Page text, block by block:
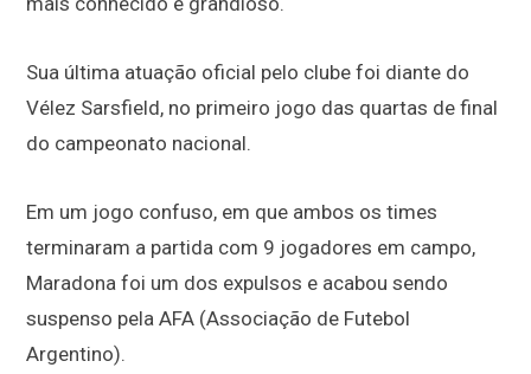
Sua última atuação oficial pelo clube foi diante do
Vélez Sarsfield, no primeiro jogo das quartas de final
do campeonato nacional.
Em um jogo confuso, em que ambos os times
terminaram a partida com 9 jogadores em campo,
Maradona foi um dos expulsos e acabou sendo
suspenso pela AFA (Associação de Futebol
Argentino).